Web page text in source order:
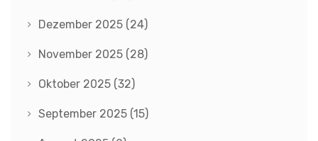
Dezember 2025 (24)
November 2025 (28)
Oktober 2025 (32)
September 2025 (15)